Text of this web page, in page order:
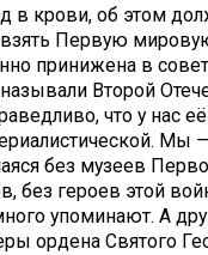
в крови, об этом
Первую
принижена в
Второй
что у нас её
Мы
без музеев
без героев этой
упоминают. А
ордена Святого